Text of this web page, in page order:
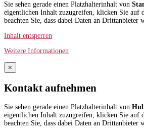
Sie sehen gerade einen Platzhalterinhalt von
eigentlichen Inhalt zuzugreifen, klicken Sie auf
beachten Sie, dass dabei Daten an Drittanbieter
Inhalt entsperren
Weitere Informationen
×
Kontakt aufnehmen
Sie sehen gerade einen Platzhalterinhalt von
eigentlichen Inhalt zuzugreifen, klicken Sie auf
beachten Sie, dass dabei Daten an Drittanbieter